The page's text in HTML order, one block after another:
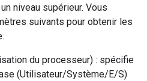
niveau supérieur. Vous
suivants pour obtenir les
du processeur) : spécifie
(Utilisateur/Système/E/S)